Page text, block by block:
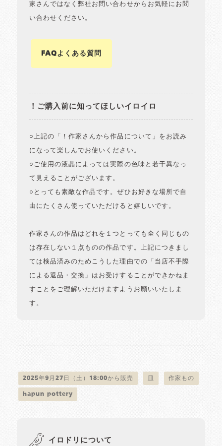
家さんではなく弊社お問い合わせからお気軽にお問
い合わせください。
FAQよくある質問
！ご購入前に知ってほしいイロイロ
○上記の「！作家さんから作品について」をお読み
になって楽しんでお使いください。
○ご使用の液晶によっては実際の色味と若干異なっ
て見えることがございます。
○とっても素敵な作品です。ぜひお好きな場所で自
由にたくさん使っていただけると嬉しいです。
作家さんの作品はどれを１つとっても全く同じもの
は存在しない１点ものの作品です。上記につきまし
ては検品済みのためこうした理由での「当店不手際
による返品・交換」はお受けすることができかねま
すことをご理解いただけますようお願いいたしま
す。
2025年9月27日（土）18:00から販売 作家もの
hapun pottery
イロドリについて